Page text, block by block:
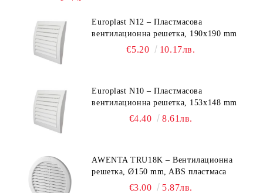
Europlast N12 – Пластмасова
вентилационна решетка, 190x190 mm
€5.20 10.17лв.
Europlast N10 – Пластмасова
вентилационна решетка, 153x148 mm
€4.40 8.61лв.
AWENTA TRU18K – Вентилационна
решетка, Ø150 mm, ABS пластмаса
€3.00 5.87лв.